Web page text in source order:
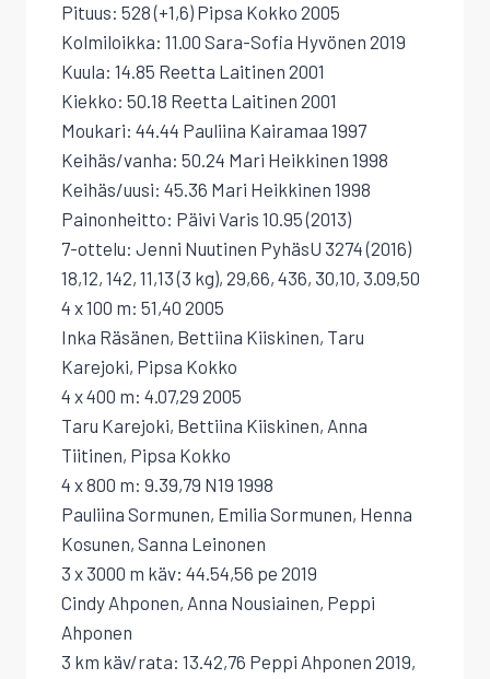
Pituus: 528 (+1,6) Pipsa Kokko 2005
Kolmiloikka: 11.00 Sara-Sofia Hyvönen 2019
Kuula: 14.85 Reetta Laitinen 2001
Kiekko: 50.18 Reetta Laitinen 2001
Moukari: 44.44 Pauliina Kairamaa 1997
Keihäs/vanha: 50.24 Mari Heikkinen 1998
Keihäs/uusi: 45.36 Mari Heikkinen 1998
Painonheitto: Päivi Varis 10.95 (2013)
7-ottelu: Jenni Nuutinen PyhäsU 3274 (2016)
18,12, 142, 11,13 (3 kg), 29,66, 436, 30,10, 3.09,50
4 x 100 m: 51,40 2005
Inka Räsänen, Bettiina Kiiskinen, Taru
Karejoki, Pipsa Kokko
4 x 400 m: 4.07,29 2005
Taru Karejoki, Bettiina Kiiskinen, Anna
Tiitinen, Pipsa Kokko
4 x 800 m: 9.39,79 N19 1998
Pauliina Sormunen, Emilia Sormunen, Henna
Kosunen, Sanna Leinonen
3 x 3000 m käv: 44.54,56 pe 2019
Cindy Ahponen, Anna Nousiainen, Peppi
Ahponen
3 km käv/rata: 13.42,76 Peppi Ahponen 2019,